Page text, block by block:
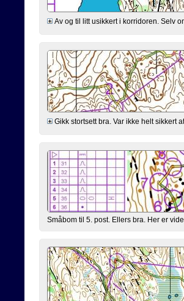
Av og til litt usikkert i korridoren. Selv
Gikk stortsett bra. Var ikke helt sikkert
Småbom til 5. post. Ellers bra. Her er